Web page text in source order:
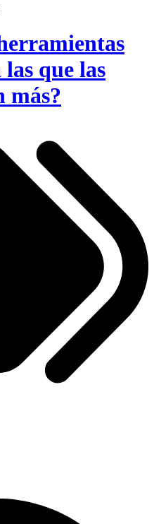
que las
más?